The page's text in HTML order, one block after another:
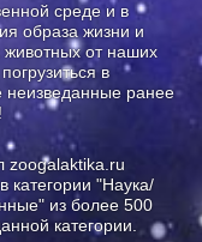
среде и в
образа жизни и
от наших
в
неизведанные ранее
zoogalaktika.ru
в категории "Наука/
из более 500
категории.